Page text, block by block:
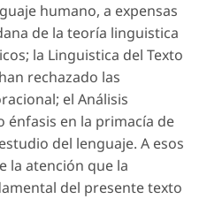
humano, a expensas
de la teoría linguistica
la Linguistica del Texto
rechazado las
el Análisis
énfasis en la primacía de
del lenguaje. A esos
la atención que la
del presente texto